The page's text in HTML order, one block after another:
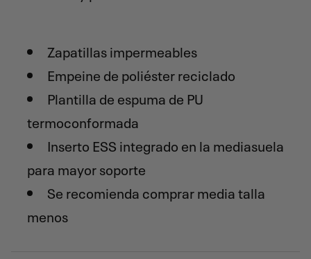
Zapatillas impermeables
Empeine de poliéster reciclado
Plantilla de espuma de PU
termoconformada
Inserto ESS integrado en la mediasuela
para mayor soporte
Se recomienda comprar media talla
menos